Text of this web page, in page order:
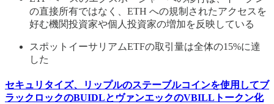
の直接所有ではなく、ETH への規制されたアクセスを
好む機関投資家や個人投資家の増加を反映している
スポットイーサリアムETFの取引量は全体の15%に達
した
セキュリタイズ、リップルのステーブルコインを使用してブ
ラックロックのBUIDLとヴァンエックのVBILLトークン化